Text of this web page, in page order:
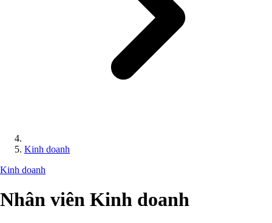
Kinh doanh
Kinh doanh
Nhân viên Kinh doanh